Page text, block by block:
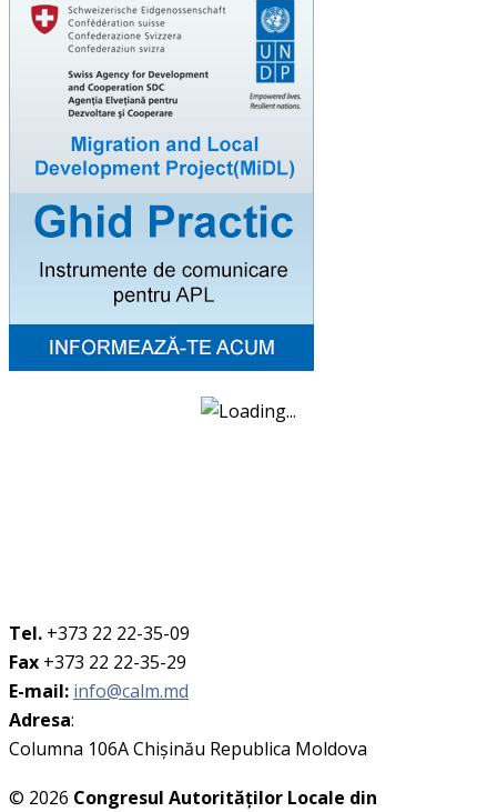
Tel. +373 22 22-35-09
Fax +373 22 22-35-29
E-mail: info@calm.md
Adresa:
Columna 106A Chişinău Republica Moldova
© 2026 Congresul Autorităţilor Locale din